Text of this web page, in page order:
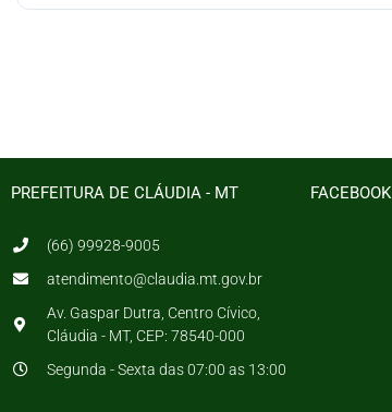
PREFEITURA DE CLÁUDIA - MT
(66) 99928-9005
atendimento@claudia.mt.gov.br
Av. Gaspar Dutra, Centro Cívico,
Cláudia - MT, CEP: 78540-000
Segunda - Sexta das 07:00 as 13:00
FACEBOOK